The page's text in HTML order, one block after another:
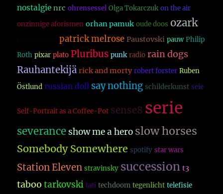
nostalgie nrc ohrensessel Olga Tokarczuk on the air
onzinnige aforismen orhan pamuk oude doos ozark
patrick melrose Paustovski pauw Philip
Roth pixar plato Pluribus punk radio rain dogs
Rauhantekijä rick and morty robert forster Ruben
Östlund russian doll say nothing schilderkunst seie
Self-Portrait as a Coffee-Pot sense8 serie
severance show me a hero slow horses
Somebody Somewhere spotify star wars
Station Eleven stravinsky succession t3
taboo tarkovski tati techdoom tegenlicht telefisie